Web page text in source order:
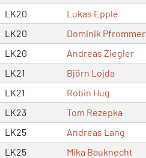
LK20 Lukas Epple
LK20 Dominik Pfrommer
LK20 Andreas Ziegler
LK21 Björn Lojda
LK21 Robin Hug
LK23 Tom Rezepka
LK25 Andreas Lang
LK25 Mika Bauknecht